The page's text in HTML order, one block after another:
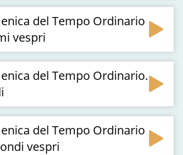
del Tempo Ordinario
vespri
del Tempo Ordinario.
del Tempo Ordinario
vespri